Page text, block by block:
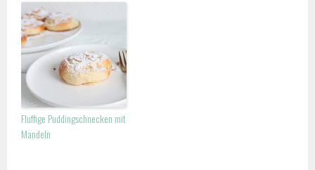
Fluffige Puddingschnecken mit
Mandeln